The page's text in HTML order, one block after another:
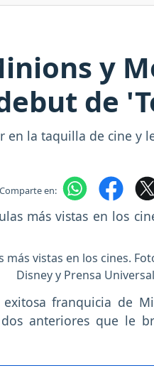
y
de
en la taquilla de cine y
Comparte en:
vistas en los cines.
Disney y Prensa
franquicia de
anteriores que le